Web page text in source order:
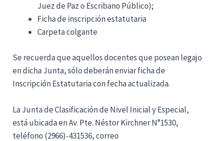
Juez de Paz o Escribano Público);
Ficha de inscripción estatutaria
Carpeta colgante
Se recuerda que aquellos docentes que posean legajo
en dicha Junta, sólo deberán enviar ficha de
Inscripción Estatutaria con fecha actualizada.
La Junta de Clasificación de Nivel Inicial y Especial,
está ubicada en Av. Pte. Néstor Kirchner N°1530,
teléfono (2966)-431536, correo